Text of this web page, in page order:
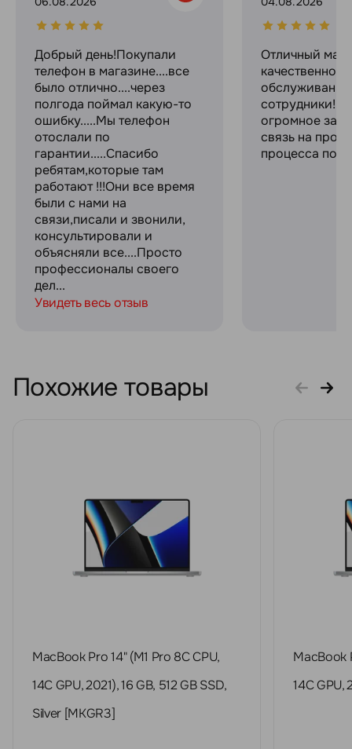
Добрый день!Покупали
телефон в магазине....все
было отлично....через
полгода поймал какую-то
ошибку.....Мы телефон
отослали по
гарантии.....Спасибо
ребятам,которые там
работают !!!Они все время
были с нами на
связи,писали и звонили,
консультировали и
объясняли все....Просто
профессионалы своего
дел...
Увидеть весь отзыв
Отличный
качественное
сотрудники!
огромное за
связь на
процесса
Похожие товары
MacBook Pro 14" (M1 Pro 8C CPU,
14C GPU, 2021), 16 GB, 512 GB SSD,
Silver [MKGR3]
MacBook
14C GPU,